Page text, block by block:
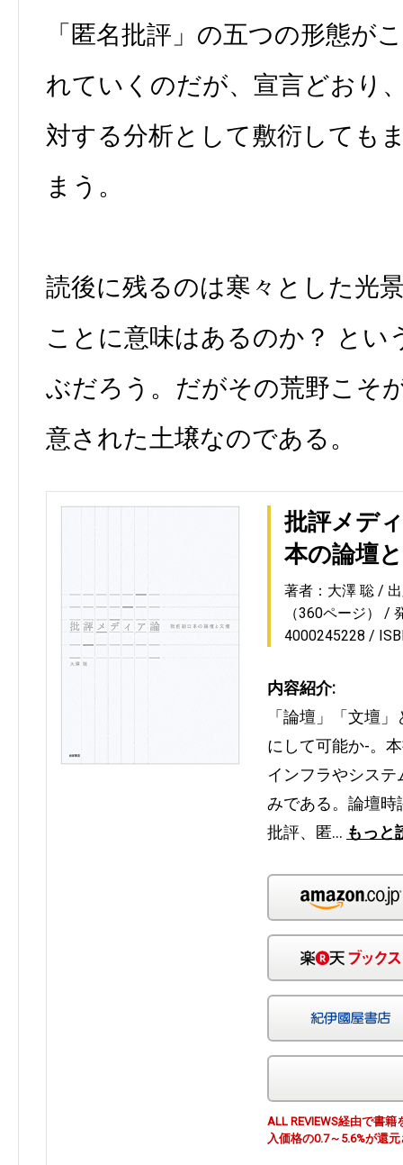
「匿名批評」の五つの形態が
れていくのだが、宣言どおり
対する分析として敷衍しても
まう。
読後に残るのは寒々とした光
ことに意味はあるのか？ とい
ぶだろう。だがその荒野こそ
意された土壌なのである。
批評メデ
本の論壇
著者：大澤 聡
（360ページ）
4000245228
内容紹介:
「論壇」「文壇
にして可能か-。
インフラやシス
みである。論壇時
批評、匿… もっと
ALL REVIEWS経由で書
入価格の0.7～5.6%が還